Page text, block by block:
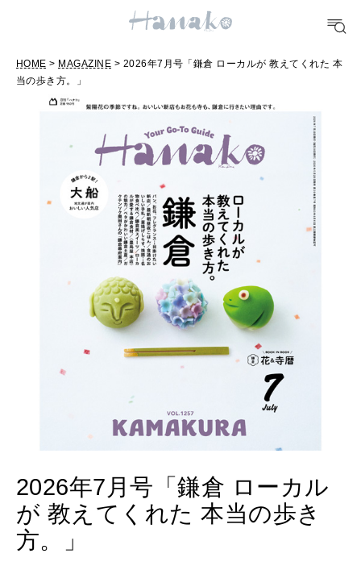
FOOD
おいしい
どこ行く？
明日のわたし
[12星座別] Weekly Holoscope
[12星座別] Monthly Love Holoscope
女神まり愛のタロットメッセージ
算命学がわかる今月のあなた
HEALTH
自分にやさしく
LEARN
知る、考える
MAMA
ママもいろいろ
SUSTAINABLE
わたしができること
HOME > MAGAZINE > 2026年7月号「鎌倉 ローカルが 教えてくれた 本
当の歩き方。」
2026年7月号「鎌倉 ローカル
が 教えてくれた 本当の歩き
方。」